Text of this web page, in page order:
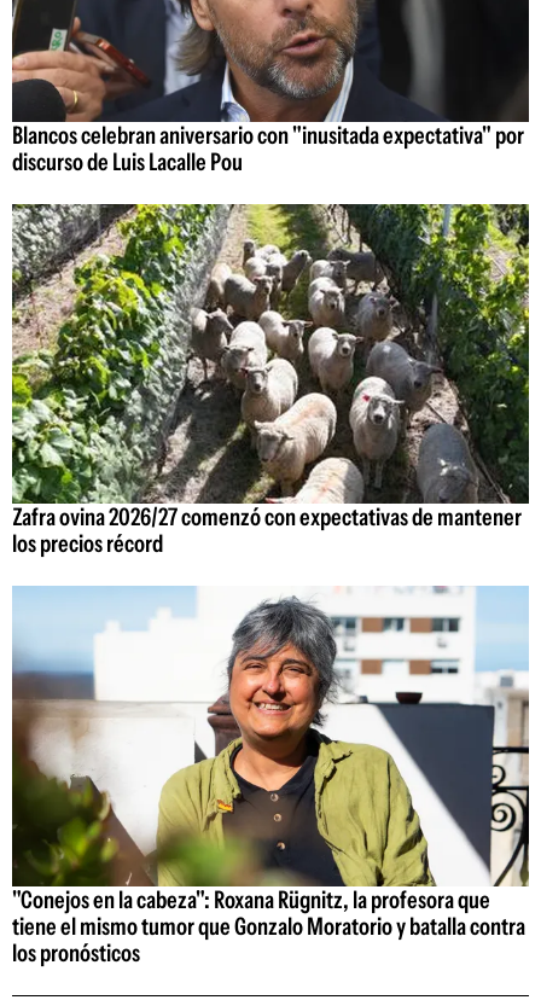
Blancos celebran aniversario con "inusitada expectativa" por
discurso de Luis Lacalle Pou
Zafra ovina 2026/27 comenzó con expectativas de mantener
los precios récord
"Conejos en la cabeza": Roxana Rügnitz, la profesora que
tiene el mismo tumor que Gonzalo Moratorio y batalla contra
los pronósticos